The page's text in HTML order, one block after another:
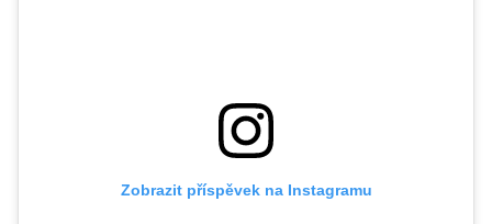
Zobrazit příspěvek na Instagramu